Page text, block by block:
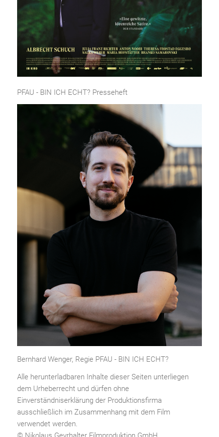
PFAU - BIN ICH ECHT? Presseheft
Bernhard Wenger, Regie PFAU - BIN ICH ECHT?
Alle herunterladbaren Inhalte dieser Seiten unterliegen
dem Urheberrecht und dürfen ohne
Einverständniserklärung der Produktionsfirma
ausschließlich im Zusammenhang mit dem Film
verwendet werden.